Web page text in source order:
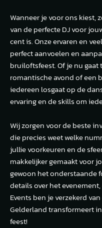
Wanneer je voor ons kiest,
van de perfecte DJ voor
cent is. Onze ervaren en
perfect aanvoelen en
bruiloftsfeest. Of je nu
romantische avond of een
iedereen losgaat op de
ervaring en de skills om
Wij zorgen voor de beste
die precies weet welke
jullie voorkeuren en de
makkelijker gemaakt voor
gewoon het onderstaande
details over het evenement,
Events ben je verzekerd
Gelderland transformeert
feest!